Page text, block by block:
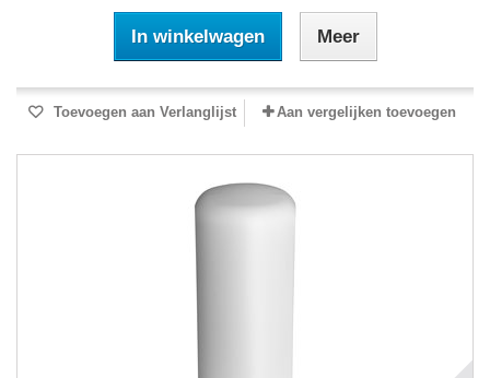
In winkelwagen Meer
Toevoegen aan Verlanglijst Aan vergelijken toevoegen